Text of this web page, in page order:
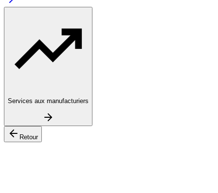
Services aux manufacturiers
Retour